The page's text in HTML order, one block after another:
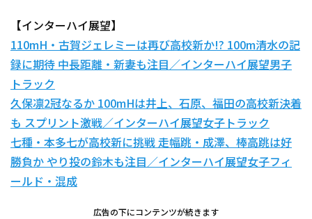
【インターハイ展望】
110mH・古賀ジェレミーは再び高校新か!? 100m清水の記
録に期待 中長距離・新妻も注目／インターハイ展望男子
トラック
久保凛2冠なるか 100mHは井上、石原、福田の高校新決着
も スプリント激戦／インターハイ展望女子トラック
七種・本多七が高校新に挑戦 走幅跳・成澤、棒高跳は好
勝負か やり投の鈴木も注目／インターハイ展望女子フィ
ールド・混成
広告の下にコンテンツが続きます